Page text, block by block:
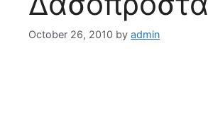
October 26, 2010 by admin